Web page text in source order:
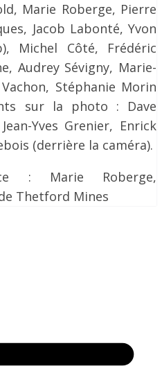
Marie Roberge, Pierre
Jacob Labonté, Yvon
Michel Côté, Frédéric
Audrey Sévigny, Marie-
Stéphanie Morin
sur la photo : Dave
Yves Grenier, Enrick
(derrière la caméra).
: Marie Roberge,
Thetford Mines